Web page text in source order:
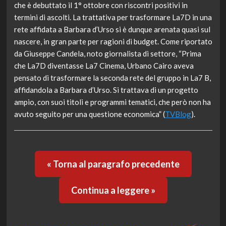
che è debuttato il 1° ottobre con riscontri positivi in
termini di ascolti. La trattativa per trasformare La7D in una
rete affidata a Barbara d’Urso si è dunque arenata quasi sul
nascere, in gran parte per ragioni di budget. Come riportato
da Giuseppe Candela, noto giornalista di settore, “Prima
che La7D diventasse La7 Cinema, Urbano Cairo aveva
pensato di trasformare la seconda rete del gruppo in La7 B,
affidandola a Barbara d’Urso. Si trattava di un progetto
ampio, con suoi titoli e programmi tematici, che però non ha
avuto seguito per una questione economica” (TVBlog).
« Torna al paragrafo precedente
Continua a leggere »